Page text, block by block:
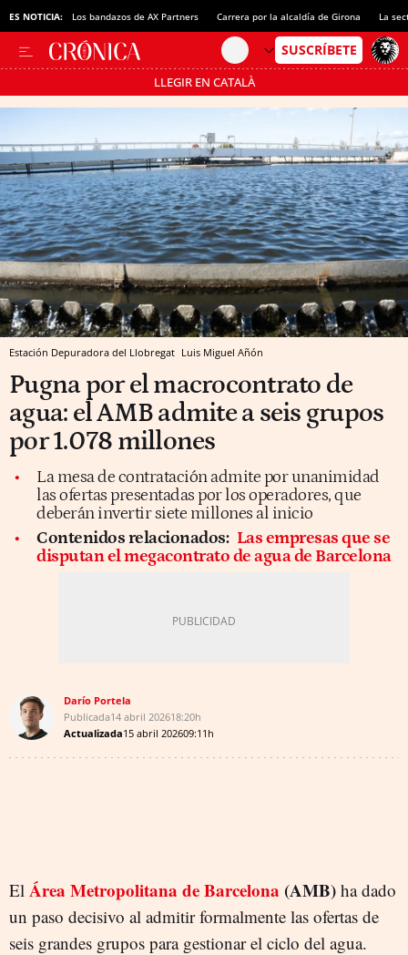
ES NOTICIA: Los bandazos de AX Partners Carrera por la alcaldía de Girona La
LLEGIR EN CATALÀ
Pásate al MODO AHORRO
Estación Depuradora del Llobregat Luis Miguel Añón
Pugna por el macrocontrato de
agua: el AMB admite a seis grupos
por 1.078 millones
La mesa de contratación admite por unanimidad
las ofertas presentadas por los operadores, que
deberán invertir siete millones al inicio
Contenidos relacionados: Las empresas que se
disputan el megacontrato de agua de Barcelona
Darío Portela
Publicada14 abril 202618:20h
Actualizada15 abril 202609:11h
El Área Metropolitana de Barcelona (AMB) ha dado
un paso decisivo al admitir formalmente las ofertas de
seis grandes grupos para gestionar el ciclo del agua.